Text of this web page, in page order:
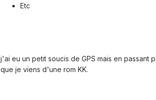
Etc
j'ai eu un petit soucis de GPS mais en
que je viens d'une rom KK.